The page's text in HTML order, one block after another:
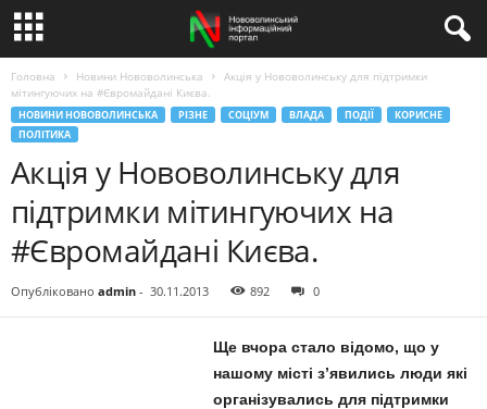
Головна Новини Нововолинська
Акція у Нововолинську для підтримки
мітингуючих на #Євромайдані Києва.
НОВИНИ НОВОВОЛИНСЬКА РІЗНЕ СОЦІУМ ВЛАДА ПОДІЇ
КОРИСНЕ
ПОЛІТИКА
Акція у Нововолинську для
підтримки мітингуючих на
#Євромайдані Києва.
Опубліковано admin - 30.11.2013 892 0
Ще вчора стало відомо, що у
нашому місті з’явились люди які
організувались для підтримки